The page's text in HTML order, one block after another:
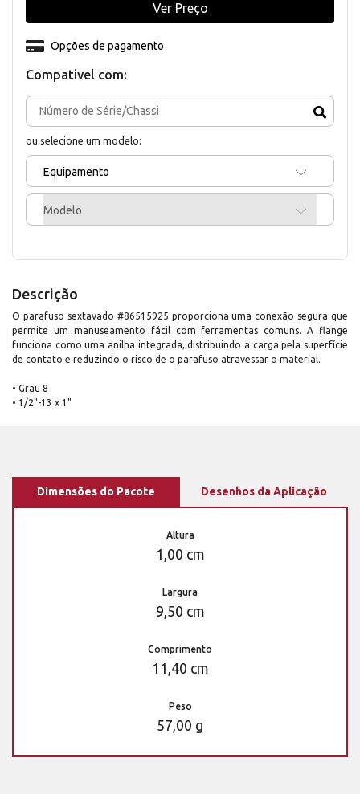
Compativel com:
ou selecione um modelo:
Equipamento
Modelo
Opções de pagamento
Ver Preço
Descrição
O parafuso sextavado #86515925 proporciona uma conexão segura que
permite um manuseamento fácil com ferramentas comuns. A flange
funciona como uma anilha integrada, distribuindo a carga pela superfície
de contato e reduzindo o risco de o parafuso atravessar o material.
• Grau 8
• 1/2"-13 x 1"
Dimensões do Pacote Desenhos da Aplicação
Altura
1,00 cm
Largura
9,50 cm
Comprimento
11,40 cm
Peso
57,00 g